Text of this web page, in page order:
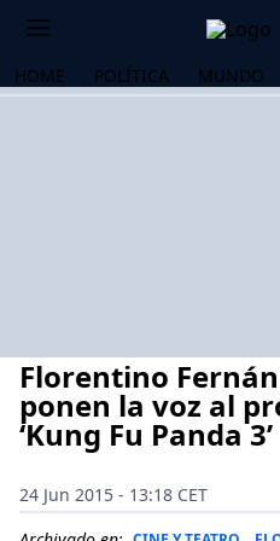
HOME POLÍTICA MUNDO
Florentino
ponen la voz al
‘Kung Fu Panda 3’
24 Jun 2015 - 13:18 CET